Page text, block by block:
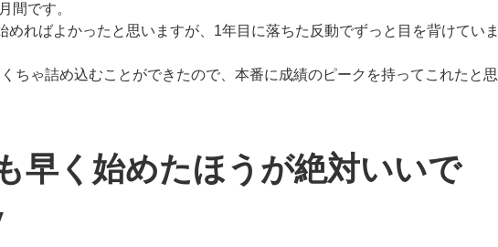
間です。
めればよかったと思いますが、1年目に落ちた反動でずっと目を背けていま
ちゃ詰め込むことができたので、本番に成績のピークを持ってこれたと思
早く始めたほうが絶対いいで